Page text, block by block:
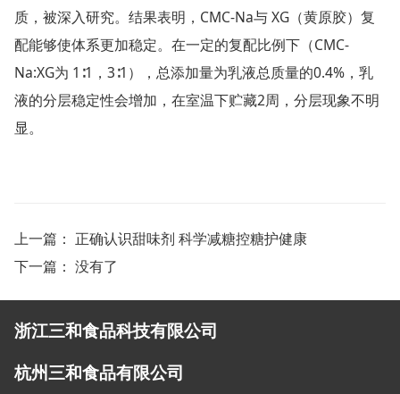
质，被深入研究。结果表明，CMC-Na与 XG（黄原胶）复
配能够使体系更加稳定。在一定的复配比例下（CMC-
Na:XG为 1∶1，3∶1），总添加量为乳液总质量的0.4%，乳
液的分层稳定性会增加，在室温下贮藏2周，分层现象不明
显。
上一篇： 正确认识甜味剂 科学减糖控糖护健康
下一篇： 没有了
浙江三和食品科技有限公司
杭州三和食品有限公司